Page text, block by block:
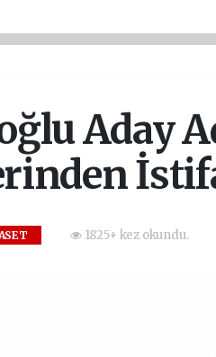
Aday
1825+ kez okundu.